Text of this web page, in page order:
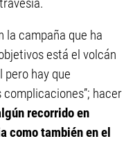
la campaña que ha
está el volcán
pero hay que
hacer
recorrido en
como también en el